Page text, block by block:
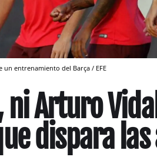
entrenamiento del Barça / EFE
ni Arturo
dispara